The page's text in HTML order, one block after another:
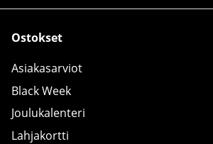
Ostokset
Asiakasarviot
Black Week
Joulukalenteri
Lahjakortti